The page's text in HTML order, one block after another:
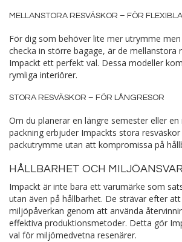
MELLANSTORA RESVÄSKOR – FÖR
För dig som behöver lite mer utrymme
checka in större bagage, är de mellanstora
Impackt ett perfekt val. Dessa modeller
rymliga interiörer.
STORA RESVÄSKOR – FÖR LÅNGRESOR
Om du planerar en längre semester eller
packning erbjuder Impackts stora
packutrymme utan att kompromissa på
HÅLLBARHET OCH MILJÖANSVAR
Impackt är inte bara ett varumärke som
utan även på hållbarhet. De strävar efter
miljöpåverkan genom att använda
effektiva produktionsmetoder. Detta gör
val för miljömedvetna resenärer.